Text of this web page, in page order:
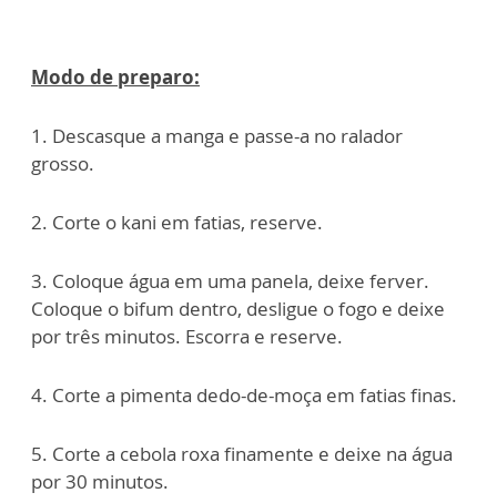
Modo de preparo:
1. Descasque a manga e passe-a no ralador
grosso.
2. Corte o kani em fatias, reserve.
3. Coloque água em uma panela, deixe ferver.
Coloque o bifum dentro, desligue o fogo e deixe
por três minutos. Escorra e reserve.
4. Corte a pimenta dedo-de-moça em fatias finas.
5. Corte a cebola roxa finamente e deixe na água
por 30 minutos.